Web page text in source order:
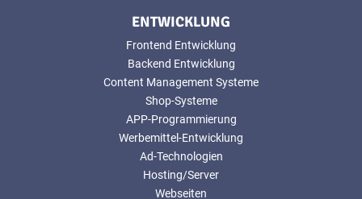
ENTWICKLUNG
Frontend Entwicklung
Backend Entwicklung
Content Management Systeme
Shop-Systeme
APP-Programmierung
Werbemittel-Entwicklung
Ad-Technologien
Hosting/Server
Webseiten